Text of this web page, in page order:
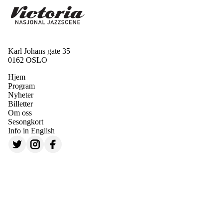
Karl Johans gate 35
0162 OSLO
Hjem
Program
Nyheter
Billetter
Om oss
Sesongkort
Info in English